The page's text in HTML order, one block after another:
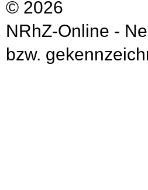
© 2026
NRhZ-Online -
bzw.